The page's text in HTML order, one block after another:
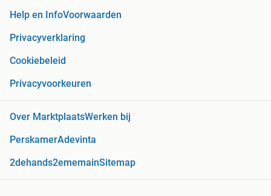
Help en InfoVoorwaarden
Privacyverklaring
Cookiebeleid
Privacyvoorkeuren
Over MarktplaatsWerken bij
PerskamerAdevinta
2dehands2ememainSitemap